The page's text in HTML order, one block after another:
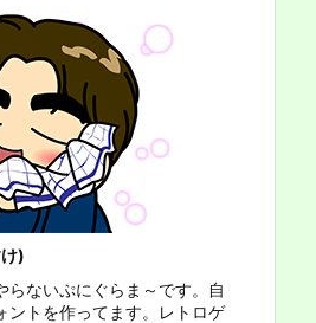
)
らないぷにぐらま～です。自
ントを作ってます。レトロゲ